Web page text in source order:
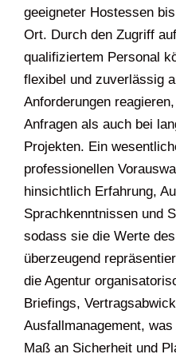
geeigneter Hostessen
Ort. Durch den Zugriff
qualifiziertem Personal
flexibel und zuverlässig
Anforderungen
Anfragen als auch bei
Projekten. Ein
professionellen
hinsichtlich Erfahrung,
Sprachkenntnissen und
sodass sie die Werte
überzeugend
die Agentur
Briefings,
Ausfallmanagement,
Maß an Sicherheit und